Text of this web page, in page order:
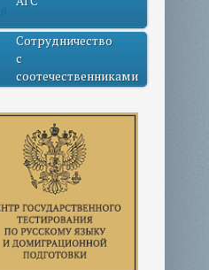
Сотрудничество
с
соотечественниками